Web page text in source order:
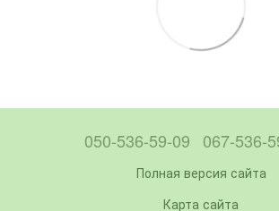
050-536-59-09 067-536-
Полная версия сайта
Карта сайта